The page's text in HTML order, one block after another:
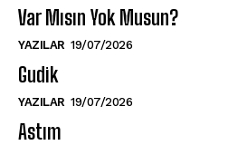
Var Mısın Yok Musun?
YAZILAR 19/07/2026
Gudik
YAZILAR 19/07/2026
Astım